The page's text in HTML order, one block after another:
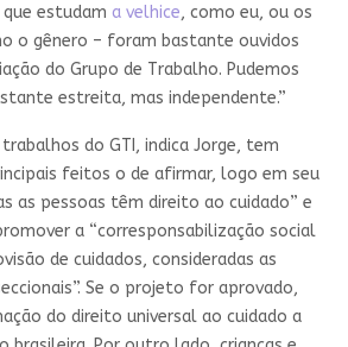
estudam a velhice, como eu, ou os
o gênero – foram bastante ouvidos
do Grupo de Trabalho. Pudemos
estreita, mas independente.”
do GTI, indica Jorge, tem
feitos o de afirmar, logo em seu
as pessoas têm direito ao cuidado” e
a “corresponsabilização social
de cuidados, consideradas as
Se o projeto for aprovado,
do direito universal ao cuidado a